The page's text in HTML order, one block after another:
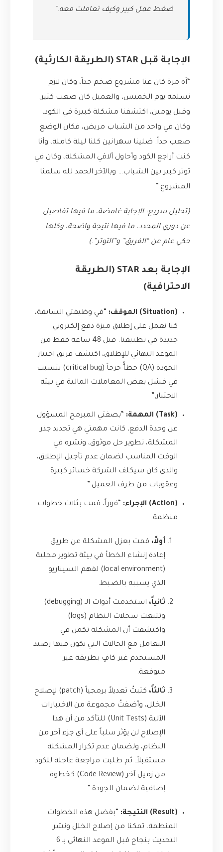
ضغط عمل كبير وكيف تعاملت معه.”
الإجابة قبل STAR (الطريقة الكارثية)
“آه مرة كان عنا مشروع ضخم جداً، وكان لازم
نسلمه يوم الخميس، والعميل كان صعب كتير.
وقبل يومين، اكتشفنا مشكلة كبيرة في الكود،
وكان في واحد من الشباب مريض، فكان الوضع
صعب جداً. ضلينا سهرانين كلنا ليلة كاملة، وأنا
كنت أراجع الكود وأحاول ألاقي المشكلة، وكان في
توتر كبير بين الشباب… وبالآخر الحمد لله سلمنا
المشروع.”
(تحليل سريع: الإجابة غامضة، ما فيها تفاصيل
عن دوري المحدد، ما فيها نتيجة واضحة، وكلها
حكي عام عن “الفريق” و”التوتر”.)
الإجابة بعد STAR (الطريقة
الاحترافية)
(Situation) الموقف:
“في وظيفتي السابقة،
كنا نعمل على إطلاق ميزة دفع إلكتروني
جديدة في تطبيقنا. قبل 48 ساعة فقط من
الموعد النهائي للإطلاق، اكتشف فريق اختبار
الجودة (QA) خطأً حرجاً (critical bug) يتسبب
في فشل بعض المعاملات المالية في بيئة
الاختبار.”
(Task) المهمة:
“بصفتي المبرمج المسؤول
عن وحدة الدفع، كانت مهمتي هي تحديد جذر
المشكلة، تطوير حل موثوق، ونشره في
الوقت المناسب لضمان عدم تأجيل الإطلاق،
والذي كان سيكلف الشركة خسائر كبيرة
وعقوبات من طرف العميل.”
(Action) الإجراء:
“فوراً، قمت بثلاث خطوات
منظمة:
أولاً، قمت بعزل المشكلة عن طريق
إعادة إنشاء الخطأ في بيئة تطوير محلية
(local environment) لفهم السيناريو
الذي يسببه بالضبط.
ثانياً،
استخدمت أدوات الـ (debugging)
وتتبعت سجلات النظام (logs)
واكتشفت أن المشكلة تكمن في
التعامل مع الحالات التي يكون فيها رصيد
المستخدم غير كافٍ بطريقة غير
متوقعة.
ثالثاً،
كتبتُ تعديلاً برمجياً (patch) لإصلاح
الخلل، وأضفتُ مجموعة من الاختبارات
الآلية (Unit Tests) للتأكد من أن هذا
الإصلاح لن يؤثر سلباً على أي جزء آخر من
النظام، ولضمان عدم تكرار المشكلة
مستقبلاً. ثم طلبت مراجعة عاجلة للكود
من زميل آخر (Code Review) كخطوة
إضافية لضمان الجودة.”
(Result) النتيجة:
“بفضل هذه الخطوات
المنظمة، تمكنا من إصلاح الخلل ونشر
التحديث بنجاح قبل الموعد النهائي بـ 6